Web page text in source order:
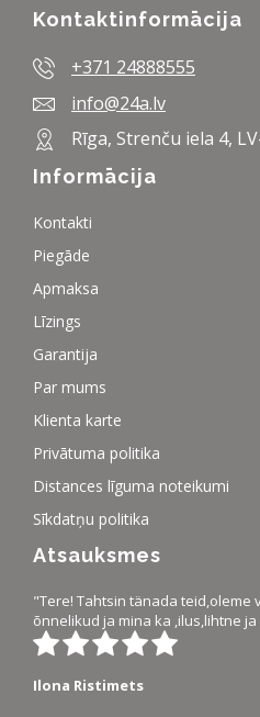
Kontaktinformācija
+371 24888555
info@24a.lv
Rīga, Strenču iela 4,
Informācija
Kontakti
Piegāde
Apmaksa
Līzings
Garantija
Par mums
Klienta karte
Privātuma politika
Distances līguma noteikumi
Sīkdatņu politika
Atsauksmes
"Tere! Tahtsin tänada teid,oleme
õnnelikud ja mina ka ,ilus,lihtne
Ilona Ristimets